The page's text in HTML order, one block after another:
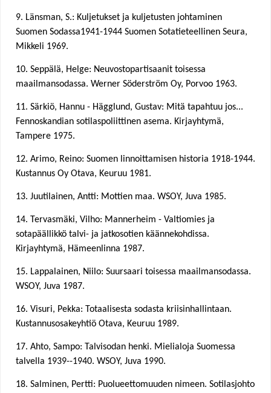
9. Länsman, S.: Kuljetukset ja kuljetusten johtaminen
Suomen Sodassa1941-1944 Suomen Sotatieteellinen Seura,
Mikkeli 1969.
10. Seppälä, Helge: Neuvostopartisaanit toisessa
maailmansodassa. Werner Söderström Oy, Porvoo 1963.
11. Särkiö, Hannu - Hägglund, Gustav: Mitä tapahtuu jos...
Fennoskandian sotilaspoliittinen asema. Kirjayhtymä,
Tampere 1975.
12. Arimo, Reino: Suomen linnoittamisen historia 1918-1944.
Kustannus Oy Otava, Keuruu 1981.
13. Juutilainen, Antti: Mottien maa. WSOY, Juva 1985.
14. Tervasmäki, Vilho: Mannerheim - Valtiomies ja
sotapäällikkö talvi- ja jatkosotien käännekohdissa.
Kirjayhtymä, Hämeenlinna 1987.
15. Lappalainen, Niilo: Suursaari toisessa maailmansodassa.
WSOY, Juva 1987.
16. Visuri, Pekka: Totaalisesta sodasta kriisinhallintaan.
Kustannusosakeyhtiö Otava, Keuruu 1989.
17. Ahto, Sampo: Talvisodan henki. Mielialoja Suomessa
talvella 1939--1940. WSOY, Juva 1990.
18. Salminen, Pertti: Puolueettomuuden nimeen. Sotilasjohto